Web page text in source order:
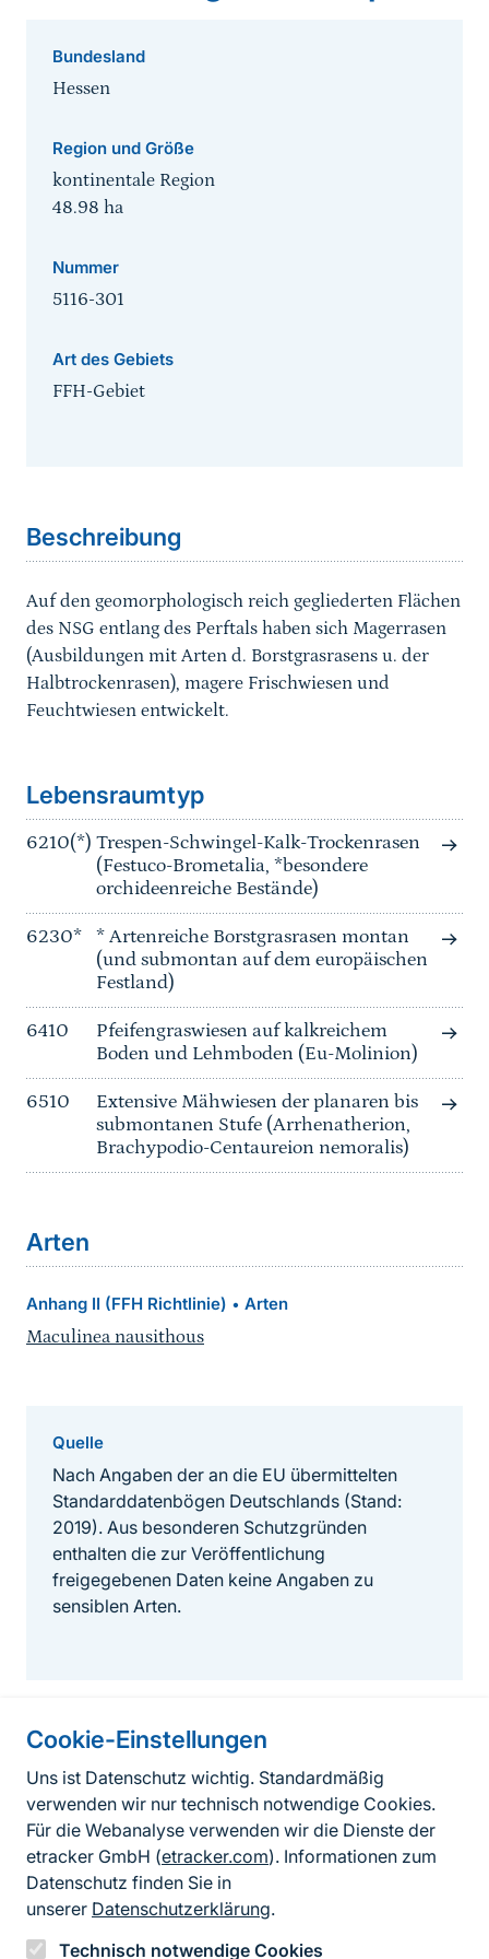
Cookie-Einstellungen
Uns ist Datenschutz wichtig. Standardmäßig
verwenden wir nur technisch notwendige Cookies.
Für die Webanalyse verwenden wir die Dienste der
etracker GmbH (etracker.com). Informationen zum
Datenschutz finden Sie in
unserer Datenschutzerklärung.
Technisch notwendige Cookies
Bundesland
Hessen
Region und Größe
kontinentale Region
48.98 ha
Nummer
5116-301
Art des Gebiets
FFH-Gebiet
Beschreibung
Auf den geomorphologisch reich gegliederten Flächen
des NSG entlang des Perftals haben sich Magerrasen
(Ausbildungen mit Arten d. Borstgrasrasens u. der
Halbtrockenrasen), magere Frischwiesen und
Feuchtwiesen entwickelt.
Lebensraumtyp
6210(*) Trespen-Schwingel-Kalk-Trockenrasen
(Festuco-Brometalia, *besondere
orchideenreiche Bestände)
6230*
* Artenreiche Borstgrasrasen montan
(und submontan auf dem europäischen
Festland)
6410
Pfeifengraswiesen auf kalkreichem
Boden und Lehmboden (Eu-Molinion)
6510
Extensive Mähwiesen der planaren bis
submontanen Stufe (Arrhenatherion,
Brachypodio-Centaureion nemoralis)
Arten
Anhang II (FFH Richtlinie) • Arten
Maculinea nausithous
Quelle
Nach Angaben der an die EU übermittelten
Standarddatenbögen Deutschlands (Stand:
2019). Aus besonderen Schutzgründen
enthalten die zur Veröffentlichung
freigegebenen Daten keine Angaben zu
sensiblen Arten.
Informationen zur Seite
FußzeileKontakt zum BfN
Kontaktformular
Erklärung zur Barrierefreiheit
Impressum